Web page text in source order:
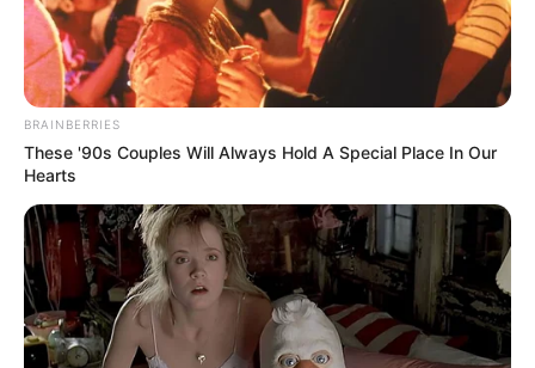
BRAINBERRIES
These '90s Couples Will Always Hold A Special Place In Our
Hearts